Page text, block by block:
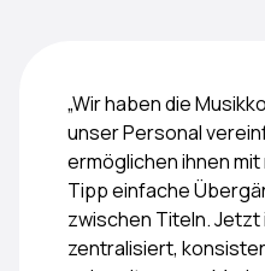
„Wir haben die
unser Personal
ermöglichen ihnen mit
Tipp einfache
zwischen Titeln. Jetzt
zentralisiert,